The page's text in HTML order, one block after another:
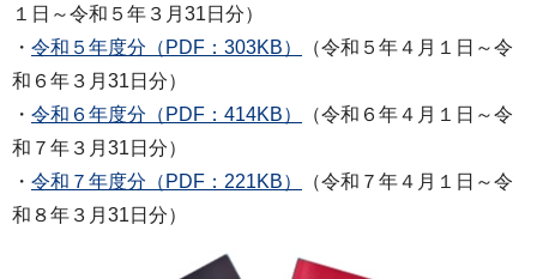
１日～令和５年３月31日分）
・ 令和５年度分（PDF：303KB）
（令和５年４月１日～令
和６年３月31日分）
・ 令和６年度分（PDF：414KB）
（令和６年４月１日～令
和７年３月31日分）
・ 令和７年度分（PDF：221KB）
（令和７年４月１日～令
和８年３月31日分）